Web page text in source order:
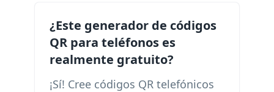
¿Este generador de códigos
QR para teléfonos es
realmente gratuito?
¡Sí! Cree códigos QR telefónicos